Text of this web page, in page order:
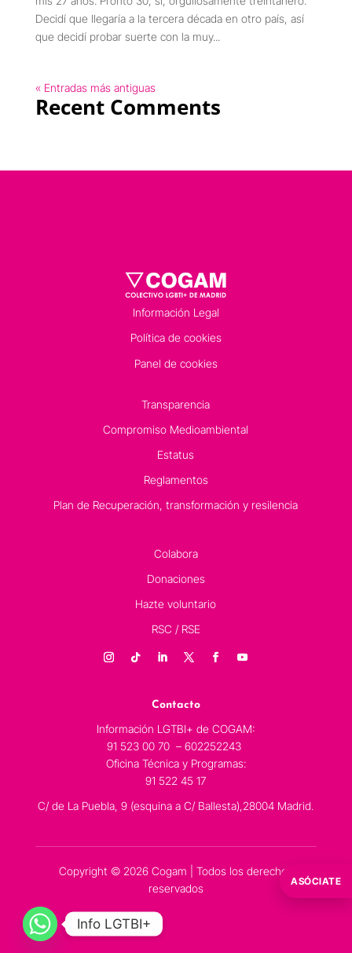
Decidí que llegaría a la tercera década en otro país, así
que decidí probar suerte con la muy...
« Entradas más antiguas
Recent Comments
Información Legal
Política de cookies
Panel de cookies
Transparencia
Compromiso Medioambiental
Estatus
Reglamentos
Plan de Recuperación, transformación y resilencia
Colabora
Donaciones
Hazte voluntario
RSC / RSE
Contacto
Información LGTBI+ de COGAM:
91 523 00 70 – 602252243
Oficina Técnica y Programas:
91 522 45 17
C/ de La Puebla, 9 (esquina a C/ Ballesta),28004 Madrid.
Copyright © 2026 Cogam | Todos los derechos
reservados
ASÓCIATE
Info LGTBI+